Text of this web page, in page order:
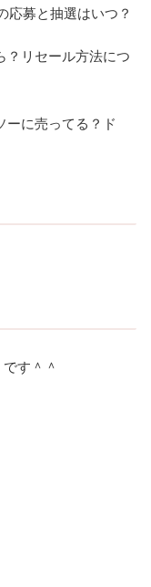
応募と抽選はいつ？
？リセール方法につ
ーに売ってる？ド
す＾＾